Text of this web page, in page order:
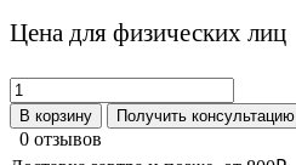
Цена для физических лиц
В корзину Получить консультацию
0 отзывов